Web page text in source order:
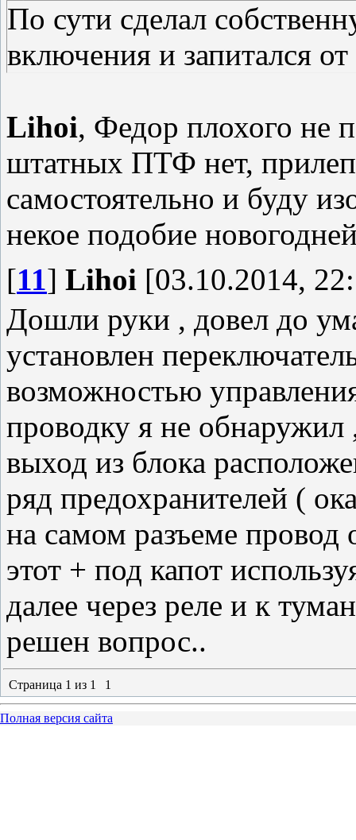
По сути сделал
включения и запитался от
Lihoi, Федор плохого не
штатных ПТФ нет,
самостоятельно и буду
некое подобие
[11] Lihoi [03.10.2014,
Дошли руки , довел до
установлен
возможностью
проводку я не
выход из блока
ряд предохранителей (
на самом разъеме провод
этот + под капот
далее через реле и к
решен вопрос..
Страница 1 из 1 1
Полная версия сайта